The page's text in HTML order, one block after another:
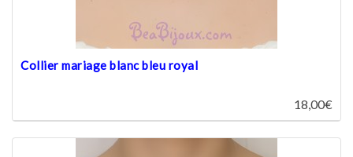
Collier mariage blanc bleu royal
18,00€